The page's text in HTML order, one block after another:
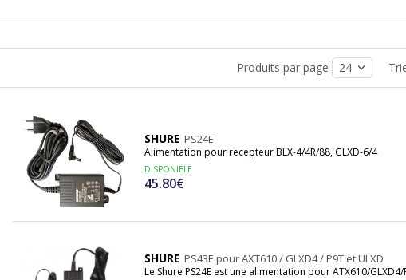
Produits par page
SHURE PS24E
Alimentation pour recepteur BLX-4/4R/88, GLXD-6/4
DISPONIBLE
45.80€
SHURE PS43E pour AXT610 / GLXD4 / P9T et ULXD
Le Shure PS24E est une alimentation pour ATX610/GLXD4/